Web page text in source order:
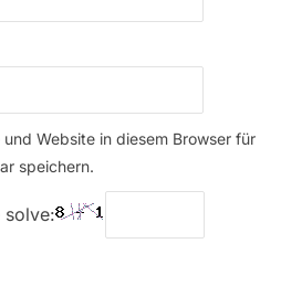
Website in diesem Browser für
speichern.
solve: